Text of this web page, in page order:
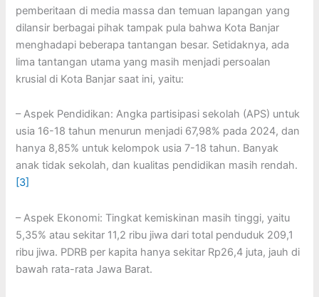
pemberitaan di media massa dan temuan lapangan yang
dilansir berbagai pihak tampak pula bahwa Kota Banjar
menghadapi beberapa tantangan besar. Setidaknya, ada
lima tantangan utama yang masih menjadi persoalan
krusial di Kota Banjar saat ini, yaitu:
– Aspek Pendidikan: Angka partisipasi sekolah (APS) untuk
usia 16-18 tahun menurun menjadi 67,98% pada 2024, dan
hanya 8,85% untuk kelompok usia 7-18 tahun. Banyak
anak tidak sekolah, dan kualitas pendidikan masih rendah.
[3]
– Aspek Ekonomi: Tingkat kemiskinan masih tinggi, yaitu
5,35% atau sekitar 11,2 ribu jiwa dari total penduduk 209,1
ribu jiwa. PDRB per kapita hanya sekitar Rp26,4 juta, jauh di
bawah rata-rata Jawa Barat.